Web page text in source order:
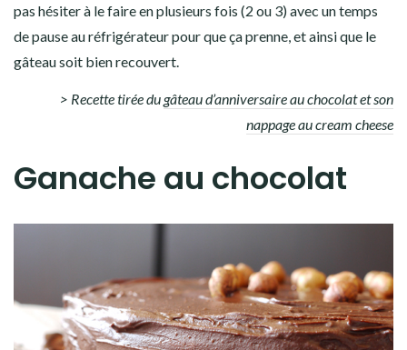
pas hésiter à le faire en plusieurs fois (2 ou 3) avec un temps
de pause au réfrigérateur pour que ça prenne, et ainsi que le
gâteau soit bien recouvert.
> Recette tirée dugâteau d’anniversaire au chocolat et son
nappage au cream cheese
Ganache au chocolat